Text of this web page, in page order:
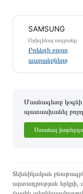
Այս ապրանքը գնելու
Կայքում տվյալ
SAMSUNG
Օրիգինալ ապրանք
Բրենդի բոլոր
ապրանքները
Մասնագետը կօգնի
պատասխանել
Ստանալ
Տեխնիկական
արտադրության